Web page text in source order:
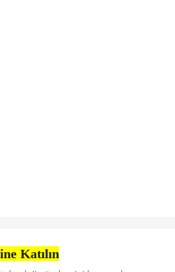
Katılın